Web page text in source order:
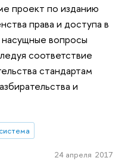
проект по изданию
права и доступа в
насущные вопросы
соответствие
стандартам
и
24 апреля 2017